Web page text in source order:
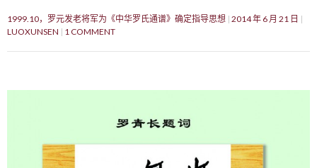
1999.10，罗元发老将军为《中华罗氏通谱》确定指导思想 2014 年 6 月 21 日
LUOXUNSEN
1 COMMENT